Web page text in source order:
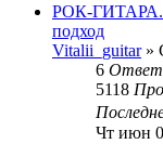
РОК-ГИТАРА.
подход
Vitalii_guitar»
6
5118
Чт июн